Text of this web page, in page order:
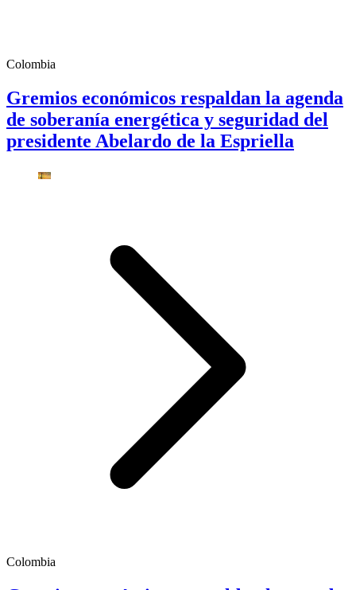
Colombia
Gremios económicos respaldan la agenda
de soberanía energética y seguridad del
presidente Abelardo de la Espriella
Colombia